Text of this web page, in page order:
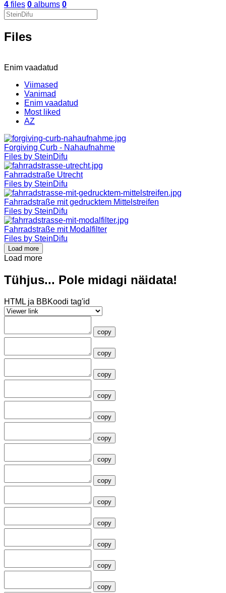
4 files 0 albums 0
Files
Enim vaadatud
Viimased
Vanimad
Enim vaadatud
Most liked
AZ
Forgiving Curb - Nahaufnahme
Files by SteinDifu
Fahrradstraße Utrecht
Files by SteinDifu
Fahrradstraße mit gedrucktem Mittelstreifen
Files by SteinDifu
Fahrradstraße mit Modalfilter
Files by SteinDifu
Load more
Load more
Tühjus... Pole midagi näidata!
HTML ja BBKoodi tag'id
copy
copy
copy
copy
copy
copy
copy
copy
copy
copy
copy
copy
copy